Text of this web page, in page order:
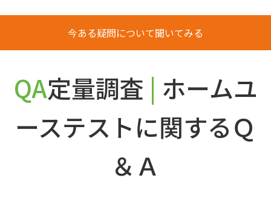
今ある疑問について聞いてみる
QA定量調査 | ホームユ
ーステストに関するＱ
＆Ａ